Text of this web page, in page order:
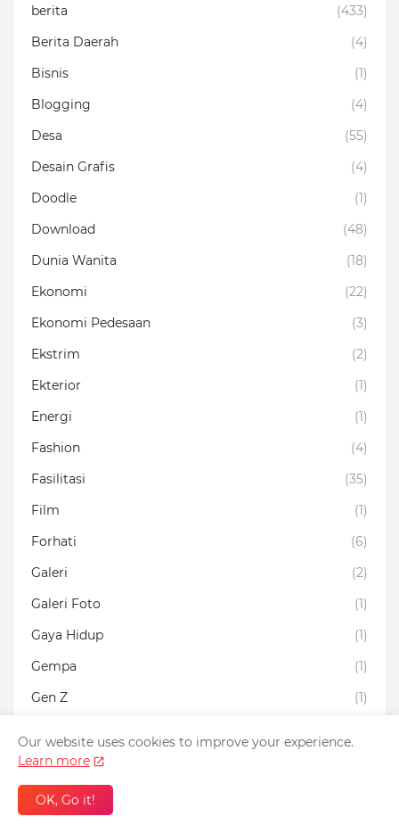
berita
(433)
Berita Daerah
(4)
Bisnis
(1)
Blogging
(4)
Desa
(55)
Desain Grafis
(4)
Doodle
(1)
Download
(48)
Dunia Wanita
(18)
Ekonomi
(22)
Ekonomi Pedesaan
(3)
Ekstrim
(2)
Ekterior
(1)
Energi
(1)
Fashion
(4)
Fasilitasi
(35)
Film
(1)
Forhati
(6)
Galeri
(2)
Galeri Foto
(1)
Gaya Hidup
(1)
Gempa
(1)
Gen Z
(1)
Headline
Hiburan
Our website uses cookies to improve your experience.
Learn more
OK, Go it!